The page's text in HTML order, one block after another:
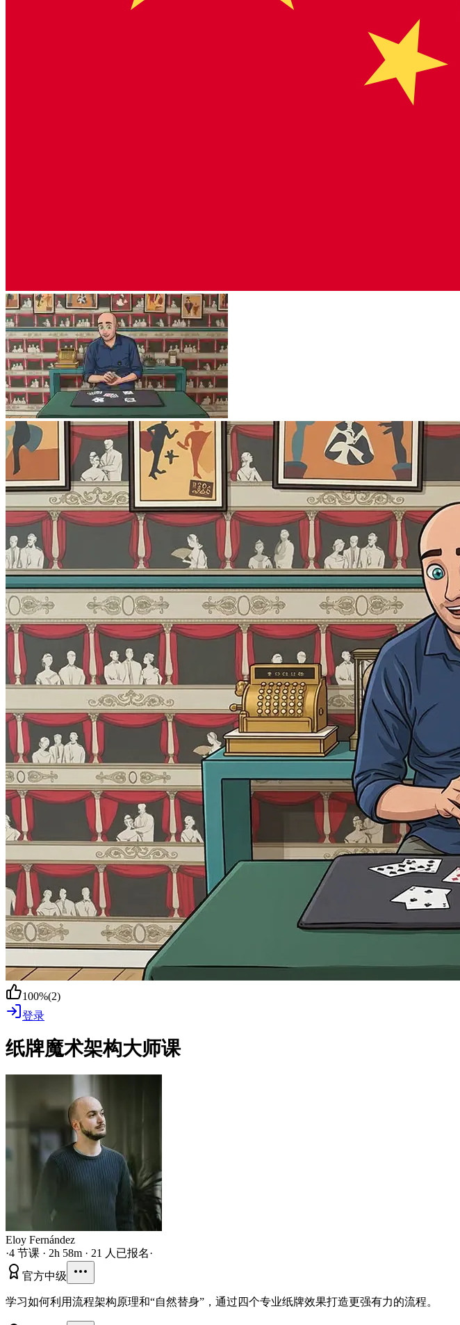
100%(2)
登录
纸牌魔术架构大师课
Eloy Fernández
·4 节课 · 2h 58m · 21 人已报名·
官方中级
学习如何利用流程架构原理和“自然替身”，通过四个专业纸牌效果打造更强有力的流程。